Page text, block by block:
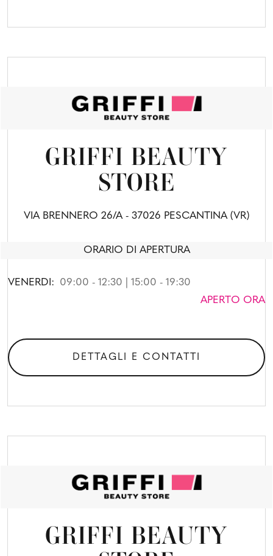
GRIFFI BEAUTY
STORE
VIA BRENNERO 26/A - 37026 PESCANTINA (VR)
ORARIO DI APERTURA
VENERDI:
09:00 - 12:30 | 15:00 - 19:30
APERTO ORA
DETTAGLI E CONTATTI
GRIFFI BEAUTY